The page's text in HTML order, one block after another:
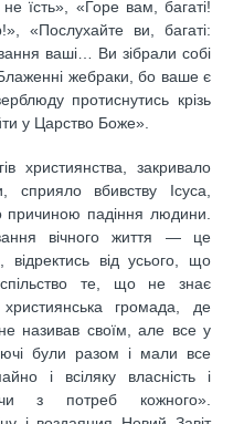
їсть», «Горе вам, багаті!
«Послухайте ви, багаті:
ваші… Ви зібрали собі
жебраки, бо ваше є
протиснутись крізь
у Царство Боже».
християнства, закривало
вбивству Ісуса,
причиною падіння людини.
вічного життя — це
відректись від усього, що
те, що не знає
християнська громада, де
називав своїм, але все у
були разом і мали все
і всіляку власність і
з потреб кожного».